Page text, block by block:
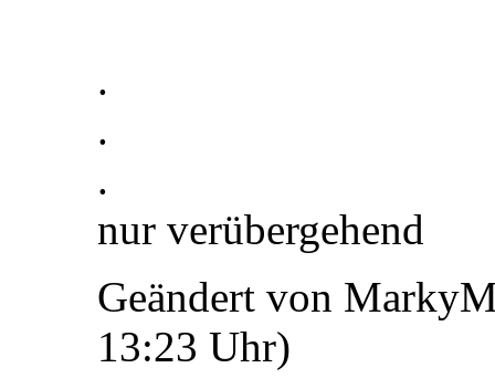
.
.
.
nur verübergehend
Geändert von
13:23 Uhr)